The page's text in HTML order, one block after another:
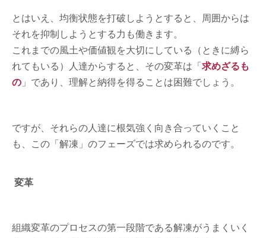
とはいえ、均衡状態を打破しようとすると、周囲からは
それを抑制しようとする力も働きます。
これまでの風土や価値観を大切にしている（ときに縛ら
れてもいる）人達からすると、その変革は「 求めざるも
の 」であり、理解と納得を得ることは困難でしょう。
ですが、それらの人達に根気強く向き合っていくこと
も、この「解凍」のフェーズでは求められるのです。
変革
組織変革のプロセスの第一段階である解凍がうまくいく